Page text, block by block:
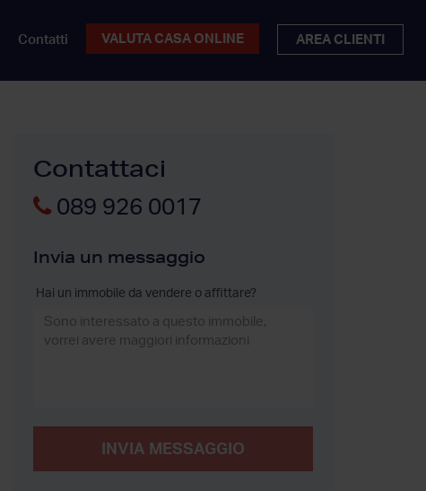
Contatti VALUTA CASA ONLINE AREA CLIENTI
Contattaci
089 926 0017
Invia un messaggio
Hai un immobile da vendere o affittare?
INVIA MESSAGGIO